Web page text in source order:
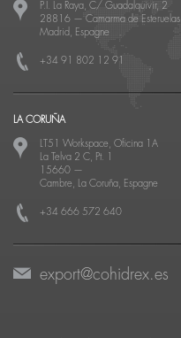
P.I. La Raya, C/ Guadalquivir, 2
28816 — Camarma de Esteruelas
Madrid, Espagne
+34 91 802 12 91
LA CORUÑA
LT51 Workspace, Oficina 1A
La Telva 2 C, Pt. 1
15660 —
Cambre, La Coruña, Espagne
+34 666 572 640
export@cohidrex.es